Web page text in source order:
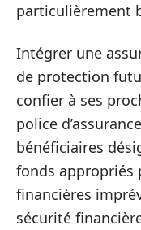
particulièrement
Intégrer une
de protection
confier à ses
police
bénéficiaires
fonds appropriés
financières
sécurité